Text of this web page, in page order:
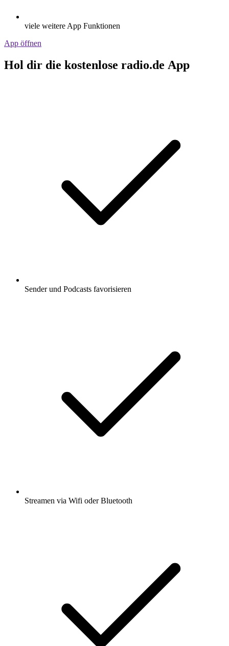
viele weitere App Funktionen
App öffnen
Hol dir die kostenlose radio.de App
Sender und Podcasts favorisieren
Streamen via Wifi oder Bluetooth